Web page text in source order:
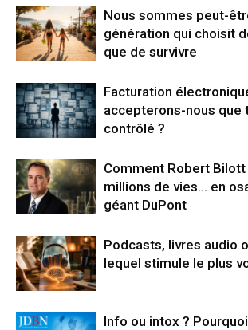
Nous sommes peut-
génération qui choisit
que de survivre
Facturation
accepterons-nous que
contrôlé ?
Comment Robert Bilott
millions de vies… en
géant DuPont
Podcasts, livres audio
lequel stimule le plus
Info ou intox ?